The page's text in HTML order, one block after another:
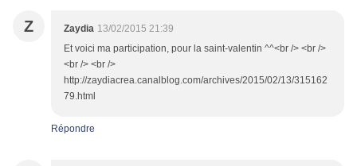
Z Zaydia 13/02/2015 21:39
Et voici ma participation, pour la saint-valentin ^^<br /> <br />
<br /> <br />
http://zaydiacrea.canalblog.com/archives/2015/02/13/315162
79.html
Répondre